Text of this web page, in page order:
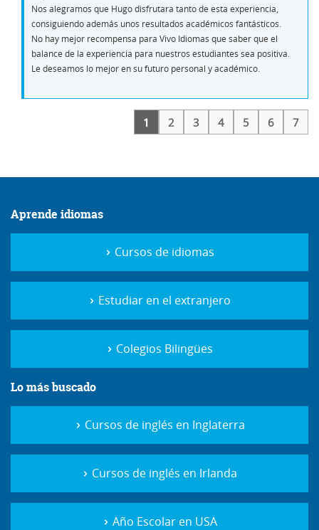
Nos alegramos que Hugo disfrutara tanto de esta experiencia,
consiguiendo además unos resultados académicos fantásticos.
No hay mejor recompensa para Vivo Idiomas que saber que el
balance de la experiencia para nuestros estudiantes sea positiva.
Le deseamos lo mejor en su futuro personal y académico.
1 2 3 4 5 6 7
Aprende idiomas
Cursos de idiomas
Estudiar en el extranjero
Colegios Bilingües
Lo más buscado
Cursos de inglés en Inglaterra
Cursos de inglés en Irlanda
Año Escolar en USA